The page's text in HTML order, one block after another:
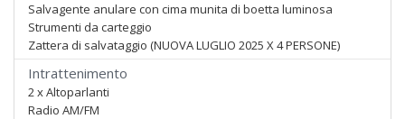
Salvagente anulare con cima munita di boetta luminosa
Strumenti da carteggio
Zattera di salvataggio (NUOVA LUGLIO 2025 X 4 PERSONE)
Intrattenimento
2 x Altoparlanti
Radio AM/FM